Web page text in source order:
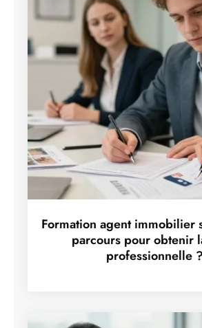
Formation agent immobilier
parcours pour obtenir
professionnelle ?